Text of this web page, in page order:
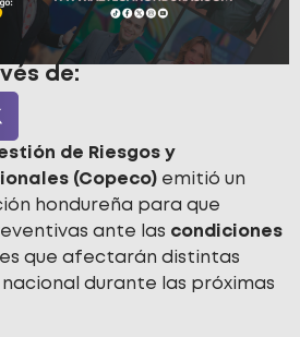
de:
de Riesgos y
(Copeco) emitió un
hondureña para que
ante las condiciones
que afectarán distintas
durante las próximas